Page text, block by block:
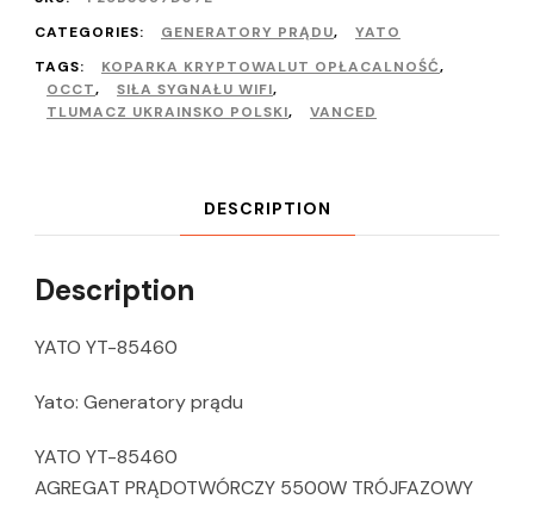
CATEGORIES:
GENERATORY PRĄDU,
YATO
TAGS:
KOPARKA KRYPTOWALUT OPŁACALNOŚĆ,
OCCT, SIŁA SYGNAŁU WIFI,
TLUMACZ UKRAINSKO POLSKI, VANCED
DESCRIPTION
Description
YATO YT-85460
Yato: Generatory prądu
YATO YT-85460
AGREGAT PRĄDOTWÓRCZY 5500W TRÓJFAZOWY